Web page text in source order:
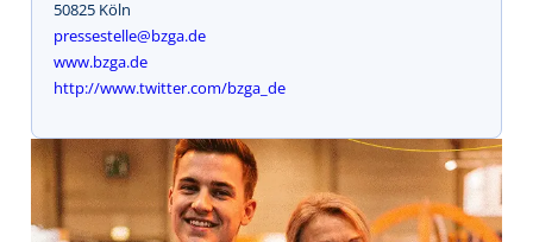
50825 Köln
pressestelle@bzga.de
www.bzga.de
http://www.twitter.com/bzga_de